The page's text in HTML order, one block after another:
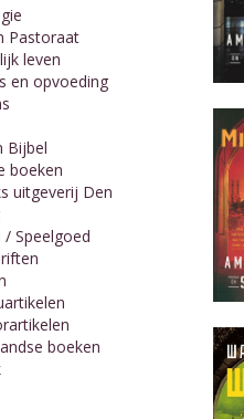
Pastoraat
leven
en opvoeding
Bijbel
boeken
uitgeverij Den
/ Speelgoed
boeken